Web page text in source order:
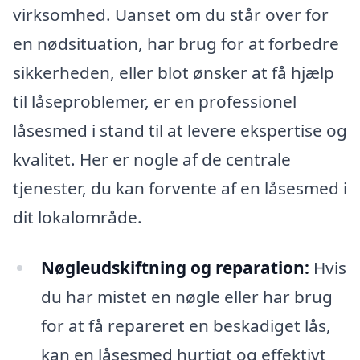
virksomhed. Uanset om du står over for
en nødsituation, har brug for at forbedre
sikkerheden, eller blot ønsker at få hjælp
til låseproblemer, er en professionel
låsesmed i stand til at levere ekspertise og
kvalitet. Her er nogle af de centrale
tjenester, du kan forvente af en låsesmed i
dit lokalområde.
Nøgleudskiftning og reparation: Hvis
du har mistet en nøgle eller har brug
for at få repareret en beskadiget lås,
kan en låsesmed hurtigt og effektivt